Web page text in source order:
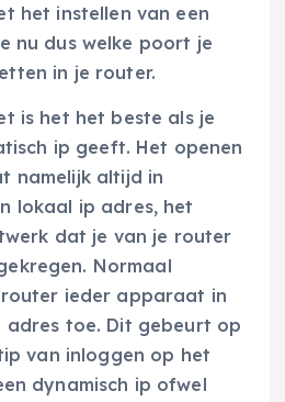
het instellen van een
nu dus welke poort je
in je router.
is het het beste als je
ip geeft. Het openen
namelijk altijd in
lokaal ip adres, het
dat je van je router
Normaal
ieder apparaat in
adres toe. Dit gebeurt op
van inloggen op het
dynamisch ip ofwel